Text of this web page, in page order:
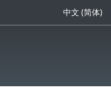
中文 (简体)